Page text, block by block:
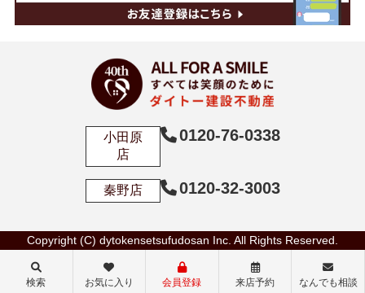
小田原
店
0120-76-0338
秦野店 0120-32-3003
Copyright (C) dytokensetsufudosan Inc. All Rights Reserved.
検索 お気に入り 会員登録 来店予約 なんでも相談